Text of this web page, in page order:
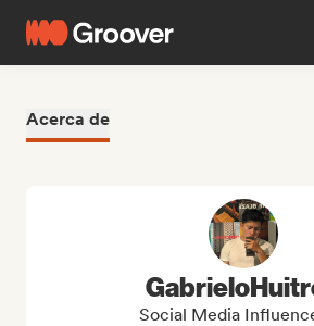
Acerca de
Social Media